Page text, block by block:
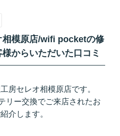
相模原店/wifi pocketの修
からいただいた口コミ
房セレオ相模原店です。
リー交換でご来店されたお
介します。